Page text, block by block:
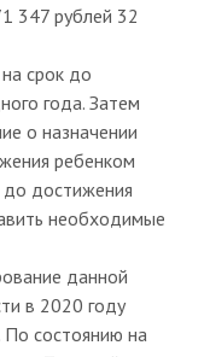
347 рублей 32
срок до
года. Затем
о назначении
ребенком
до достижения
необходимые
данной
в 2020 году
По состоянию на